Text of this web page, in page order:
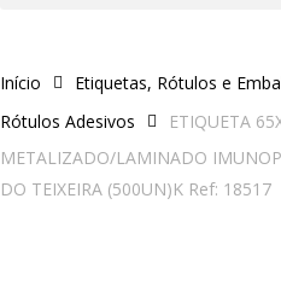
Início Etiquetas, Rótulos e
Rótulos Adesivos
ETIQUETA
METALIZADO/LAMINADO
DO TEIXEIRA (500UN)K Ref: 18517